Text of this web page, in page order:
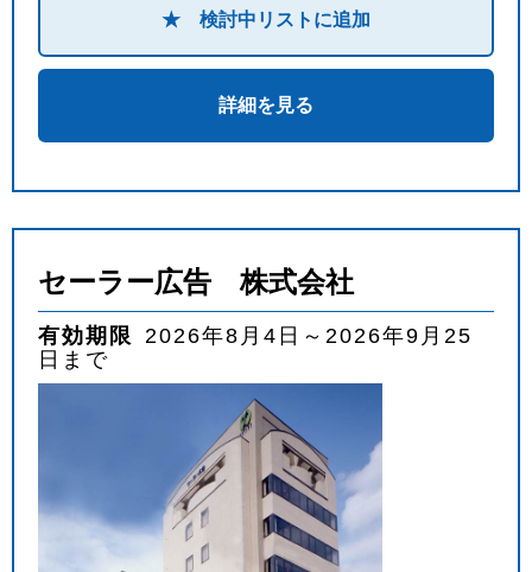
★ 検討中リストに追加
詳細を見る
セーラー広告 株式会社
有効期限 2026年8月4日～2026年9月25
日まで